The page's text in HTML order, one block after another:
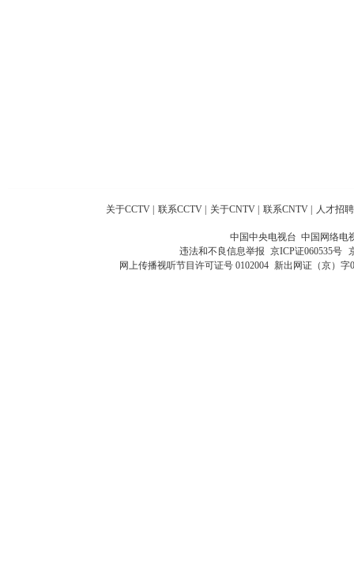
关于CCTV 联系CCTV 关于CNTV 联系CNTV 人才招聘
中国中央电视台 中国网络电
违法和不良信息举报 京ICP证060535号
网上传播视听节目许可证号 0102004 新出网证（京）